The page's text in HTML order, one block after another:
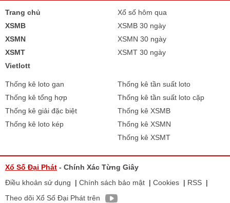
Trang chủ
XSMB
XSMN
XSMT
Vietlott
Xổ số hôm qua
XSMB 30 ngày
XSMN 30 ngày
XSMT 30 ngày
Thống kê loto gan
Thống kê tổng hợp
Thống kê giải đặc biệt
Thống kê loto kép
Thống kê tần suất loto
Thống kê tần suất loto cặp
Thống kê XSMB
Thống kê XSMN
Thống kê XSMT
Xổ Số Đại Phát - Chính Xác Từng Giây
Điều khoản sử dụng
| Chính sách bảo mật | Cookies | RSS |
Theo dõi Xổ Số Đại Phát trên